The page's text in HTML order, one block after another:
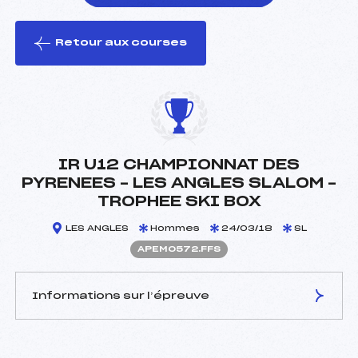
le ski
Retour aux courses
IR U12 CHAMPIONNAT DES
PYRENEES – LES ANGLES SLALOM –
TROPHEE SKI BOX
LES ANGLES Hommes 24/03/18 SL
APEM0572.FFS
Informations sur l’épreuve